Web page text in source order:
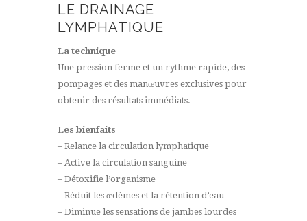
LE DRAINAGE
LYMPHATIQUE
La technique
Une pression ferme et un rythme rapide, des
pompages et des manœuvres exclusives pour
obtenir des résultats immédiats.
Les bienfaits
– Relance la circulation lymphatique
– Active la circulation sanguine
– Détoxifie l’organisme
– Réduit les œdèmes et la rétention d’eau
– Diminue les sensations de jambes lourdes